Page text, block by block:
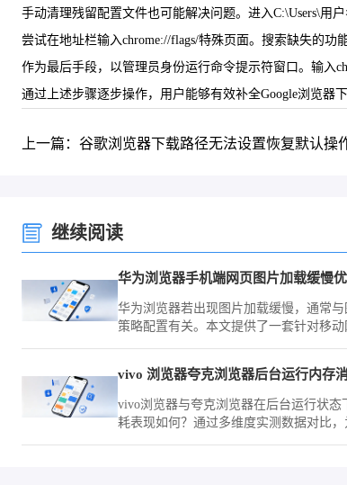
手动清理残留配置文件也可能解决问题。进入C:\Users\用
尝试在地址栏输入chrome://flags/特殊页面。搜索缺失的
作为最后手段，以管理员身份运行命令提示符窗口。输入
通过上述步骤逐步操作，用户能够有效补全Google浏览器
上一篇：谷歌浏览器下载路径无法设置恢复默认操
继续阅读
华为浏览器手机端网页图片加载缓慢
华为浏览器若出现图片加载缓慢，通常
策略配置有关。本文提供了一套针对移动
vivo浏览器与夸克浏览器在后台运行状态
耗表现如何？通过多维度实测数据对比，